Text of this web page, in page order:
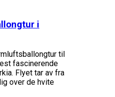
i
til
fascinerende
Flyet tar av fra
over de hvite